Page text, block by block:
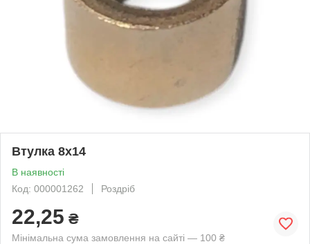
Втулка 8х14
В наявності
Код: 000001262
Роздріб
22,25 ₴
Мінімальна сума замовлення на сайті — 100 ₴